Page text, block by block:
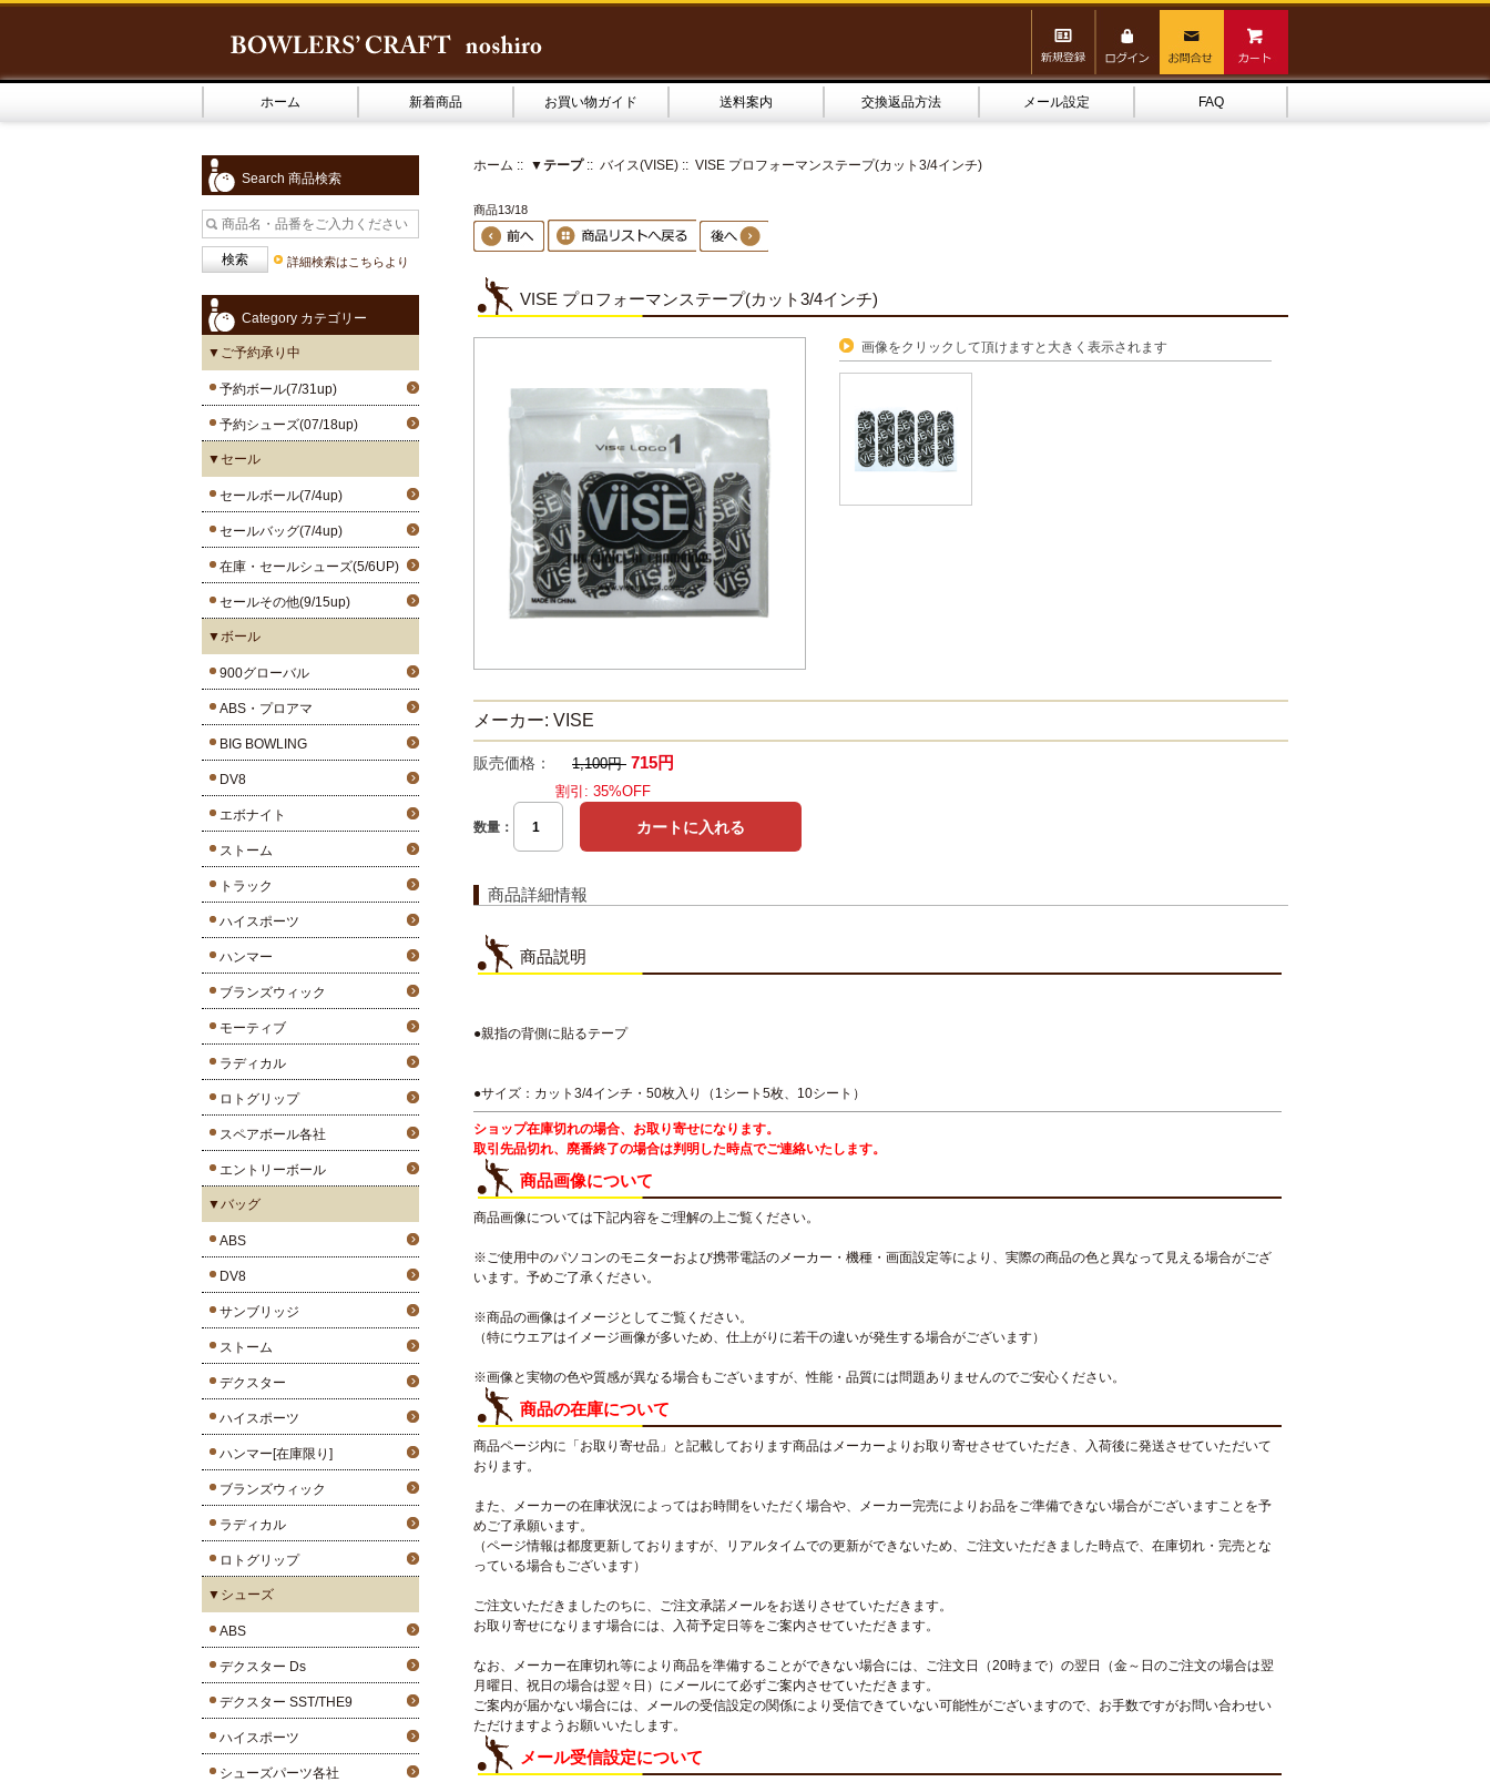
ホーム 新着商品 お買い物ガイド 送料案内 交換返品方法 メール設定 FAQ
Search 商品検索
詳細検索はこちらより
Category カテゴリー
▼ご予約承り中
予約ボール(7/31up)
予約シューズ(07/18up)
▼セール
セールボール(7/4up)
セールバッグ(7/4up)
在庫・セールシューズ(5/6UP)
セールその他(9/15up)
▼ボール
900グローバル
ABS・プロアマ
BIG BOWLING
DV8
エボナイト
ストーム
トラック
ハイスポーツ
ハンマー
ブランズウィック
モーティブ
ラディカル
ロトグリップ
スペアボール各社
エントリーボール
▼バッグ
ABS
DV8
サンブリッジ
ストーム
デクスター
ハイスポーツ
ハンマー[在庫限り]
ブランズウィック
ラディカル
ロトグリップ
▼シューズ
ABS
デクスター Ds
デクスター SST/THE9
ハイスポーツ
シューズパーツ各社
ホーム :: ▼テープ:: バイス(VISE) :: VISE プロフォーマンステープ(カット3/4インチ)
商品13/18
VISE プロフォーマンステープ(カット3/4インチ)
画像をクリックして頂けますと大きく表示されます
メーカー: VISE
販売価格： 1,100円 715円
割引: 35%OFF
数量：
商品詳細情報
商品説明
●親指の背側に貼るテープ
●サイズ：カット3/4インチ・50枚入り（1シート5枚、10シート）
ショップ在庫切れの場合、お取り寄せになります。
取引先品切れ、廃番終了の場合は判明した時点でご連絡いたします。
商品画像について
商品画像については下記内容をご理解の上ご覧ください。
※ご使用中のパソコンのモニターおよび携帯電話のメーカー・機種・画面設定等により、実際の商品の色と異なって見える場合がござ
います。予めご了承ください。
※商品の画像はイメージとしてご覧ください。
（特にウエアはイメージ画像が多いため、仕上がりに若干の違いが発生する場合がございます）
※画像と実物の色や質感が異なる場合もございますが、性能・品質には問題ありませんのでご安心ください。
商品の在庫について
商品ページ内に「お取り寄せ品」と記載しております商品はメーカーよりお取り寄せさせていただき、入荷後に発送させていただいて
おります。
また、メーカーの在庫状況によってはお時間をいただく場合や、メーカー完売によりお品をご準備できない場合がございますことを予
めご了承願います。
（ページ情報は都度更新しておりますが、リアルタイムでの更新ができないため、ご注文いただきました時点で、在庫切れ・完売とな
っている場合もございます）
ご注文いただきましたのちに、ご注文承諾メールをお送りさせていただきます。
お取り寄せになります場合には、入荷予定日等をご案内させていただきます。
なお、メーカー在庫切れ等により商品を準備することができない場合には、ご注文日（20時まで）の翌日（金～日のご注文の場合は翌
月曜日、祝日の場合は翌々日）にメールにて必ずご案内させていただきます。
ご案内が届かない場合には、メールの受信設定の関係により受信できていない可能性がございますので、お手数ですがお問い合わせい
ただけますようお願いいたします。
メール受信設定について